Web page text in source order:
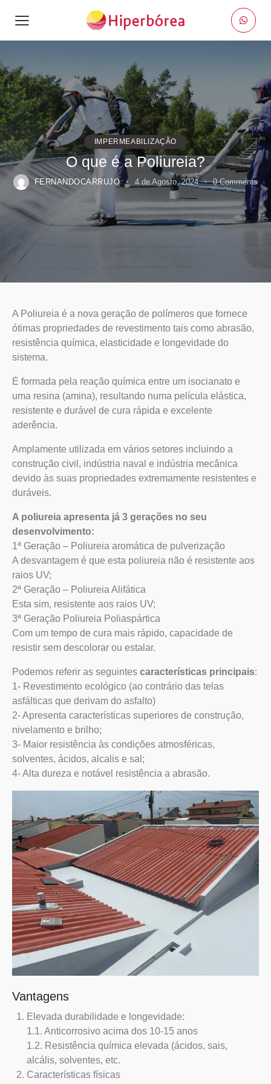
IMPERMEABILIZAÇÃO
O que é a Poliureia?
FERNANDOCARRUJO 4 de Agosto, 2024 0 Comments
A Poliureia é a nova geração de polímeros que fornece
ótimas propriedades de revestimento tais como abrasão,
resistência química, elasticidade e longevidade do
sistema.
É formada pela reação química entre um isocianato e
uma resina (amina), resultando numa película elástica,
resistente e durável de cura rápida e excelente
aderência.
Amplamente utilizada em vários setores incluindo a
construção civil, indústria naval e indústria mecânica
devido às suas propriedades extremamente resistentes e
duráveis.
A poliureia apresenta já 3 gerações no seu
desenvolvimento:
1ª Geração – Poliureia aromática de pulverização
A desvantagem é que esta poliureia não é resistente aos
raios UV;
2ª Geração – Poliureia Alifática
Esta sim, resistente aos raios UV;
3ª Geração Poliureia Poliaspártica
Com um tempo de cura mais rápido, capacidade de
resistir sem descolorar ou estalar.
Podemos referir as seguintes características principais:
1- Revestimento ecológico (ao contrário das telas
asfálticas que derivam do asfalto)
2- Apresenta características superiores de construção,
nivelamento e brilho;
3- Maior resistência às condições atmosféricas,
solventes, ácidos, alcalis e sal;
4- Alta dureza e notável resistência a abrasão.
Vantagens
Elevada durabilidade e longevidade:
1.1. Anticorrosivo acima dos 10-15 anos
1.2. Resistência química elevada (ácidos, sais,
alcális, solventes, etc.
Características físicas